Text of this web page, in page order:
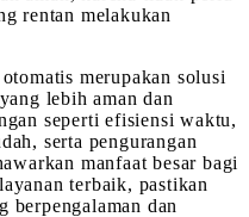
rentan melakukan
merupakan solusi
lebih aman dan
seperti efisiensi waktu,
serta pengurangan
manfaat besar bagi
terbaik, pastikan
berpengalaman dan